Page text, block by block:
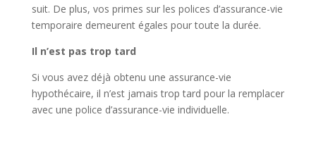
suit. De plus, vos primes sur les polices d’assurance-vie
temporaire demeurent égales pour toute la durée.
Il n’est pas trop tard
Si vous avez déjà obtenu une assurance-vie
hypothécaire, il n’est jamais trop tard pour la remplacer
avec une police d’assurance-vie individuelle.